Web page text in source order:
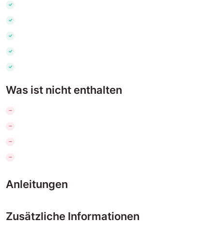
Was ist nicht enthalten
Anleitungen
Zusätzliche Informationen